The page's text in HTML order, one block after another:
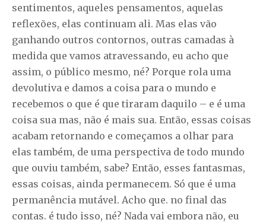
sentimentos, aqueles pensamentos, aquelas
reflexões, elas continuam ali. Mas elas vão
ganhando outros contornos, outras camadas à
medida que vamos atravessando, eu acho que
assim, o público mesmo, né? Porque rola uma
devolutiva e damos a coisa para o mundo e
recebemos o que é que tiraram daquilo – e é uma
coisa sua mas, não é mais sua. Então, essas coisas
acabam retornando e começamos a olhar para
elas também, de uma perspectiva de todo mundo
que ouviu também, sabe? Então, esses fantasmas,
essas coisas, ainda permanecem. Só que é uma
permanência mutável. Acho que. no final das
contas. é tudo isso, né? Nada vai embora não, eu